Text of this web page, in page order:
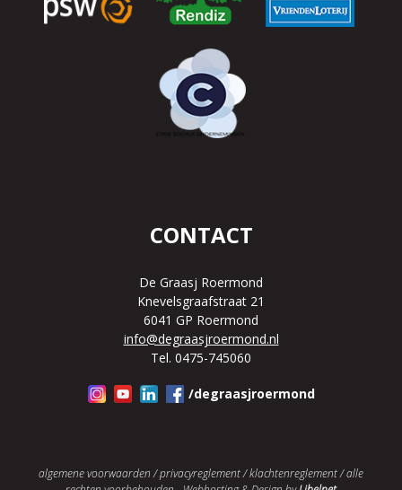
CONTACT
De Graasj Roermond
Knevelsgraafstraat 21
6041 GP Roermond
info@degraasjroermond.nl
Tel. 0475-745060
/degraasjroermond
algemene voorwaarden/privacyreglement/klachtenreglement/ alle